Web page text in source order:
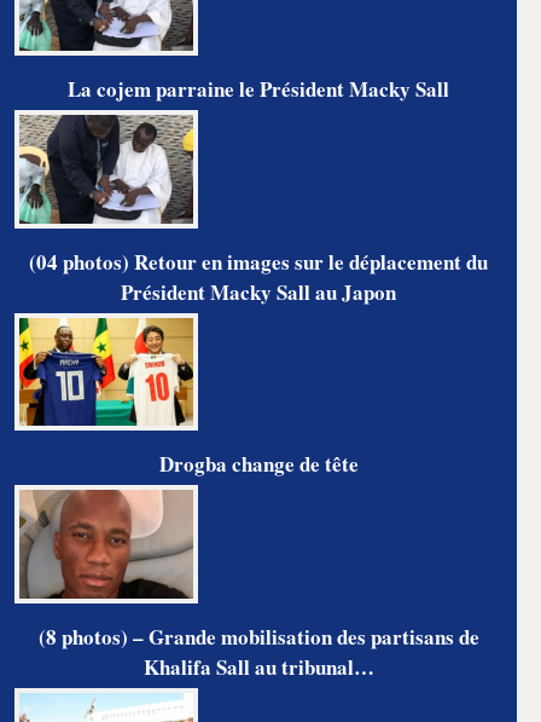
La cojem parraine le Président Macky Sall
(04 photos) Retour en images sur le déplacement du
Président Macky Sall au Japon
Drogba change de tête
(8 photos) – Grande mobilisation des partisans de
Khalifa Sall au tribunal…